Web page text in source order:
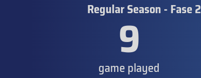
Regular Season - Fase 2
9
game played